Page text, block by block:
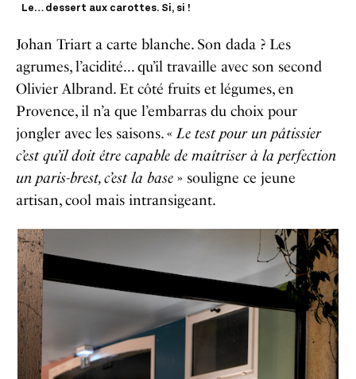
Le… dessert aux carottes. Si, si !
Johan Triart a carte blanche. Son dada ? Les
agrumes, l’acidité… qu’il travaille avec son second
Olivier Albrand. Et côté fruits et légumes, en
Provence, il n’a que l’embarras du choix pour
jongler avec les saisons. «Le test pour un pâtissier
c’est qu’il doit être capable de maîtriser à la perfection
un paris-brest, c’est la base » souligne ce jeune
artisan, cool mais intransigeant.